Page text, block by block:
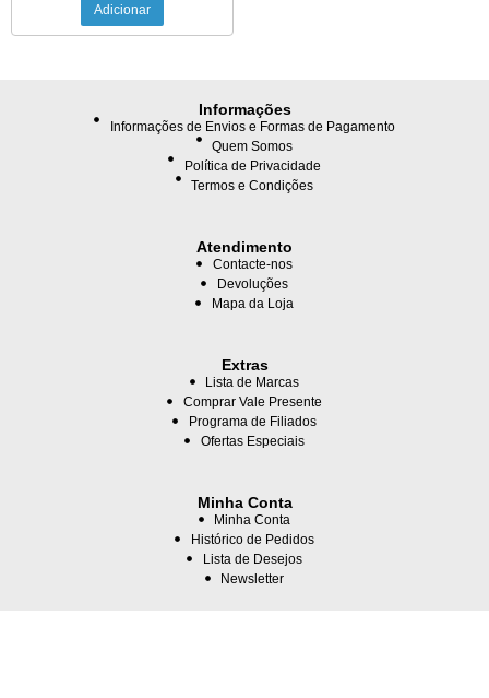
Adicionar
Informações
Informações de Envios e Formas de Pagamento
Quem Somos
Política de Privacidade
Termos e Condições
Atendimento
Contacte-nos
Devoluções
Mapa da Loja
Extras
Lista de Marcas
Comprar Vale Presente
Programa de Filiados
Ofertas Especiais
Minha Conta
Minha Conta
Histórico de Pedidos
Lista de Desejos
Newsletter